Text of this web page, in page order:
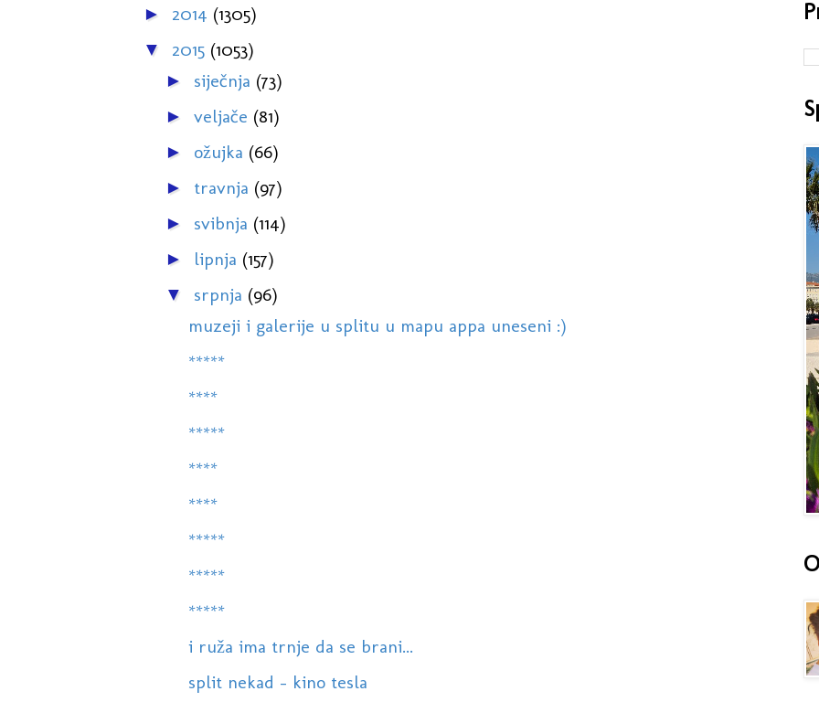
► 2014 (1305)
▼ 2015 (1053)
► siječnja (73)
► veljače (81)
► ožujka (66)
► travnja (97)
► svibnja (114)
► lipnja (157)
▼ srpnja (96)
muzeji i galerije u splitu u mapu appa uneseni :)
*****
****
*****
****
****
*****
*****
*****
i ruža ima trnje da se brani...
split nekad - kino tesla